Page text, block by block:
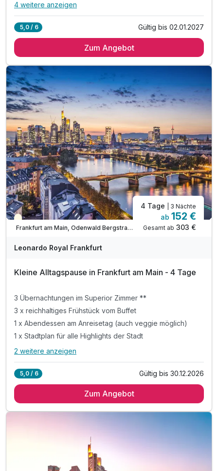
Alle Inklusivleistungen
1 x reguläres Frühstücksbuffet
1 x festliches Silvesterbuffet am Abend
inkl. Getränkepauschale (Softdrinks, Wein, Bier)
1 x Welcome Sekt zur Begrüßung
1 x Mitternachts-Snack an der Hotelbar
inkl. Musik und Tanz an der Hotelbar
4 weitere anzeigen
5,0 / 6 Gültig bis 02.01.2027
Zum Angebot
Teilweise ausgelastet
Frankfurt am Main, Odenwald Bergstraße
4 Tage | 3 Nächte
ab 152 €
Gesamt ab 303 €
Leonardo Royal Frankfurt
Kleine Alltagspause in Frankfurt am Main - 4 Tage
3 Übernachtungen im Superior Zimmer **
3 x reichhaltiges Frühstück vom Buffet
1 x Abendessen am Anreisetag (auch veggie möglich)
1 x Stadtplan für alle Highlights der Stadt
Alle Inklusivleistungen
3 x reichhaltiges Frühstück vom Buffet
2 weitere anzeigen
5,0 / 6 Gültig bis 30.12.2026
Zum Angebot